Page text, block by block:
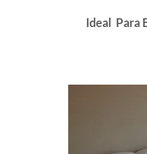
Ideal Para